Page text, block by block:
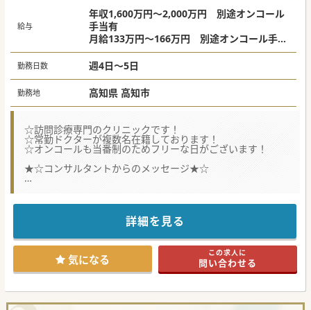
給与
年収1,600万円～2,000万円 別途オンコール
手当有
月給133万円～166万円 別途オンコール手当
有
勤務日数 週4日～5日
勤務地 高知県 高知市
☆訪問診療専門のクリニックです！
☆常勤ドクターが複数名在籍しております！
☆オンコールも当番制のためフリーな日がございます！
★☆コンサルタントからのメッセージ★☆
オンコールはございますが、当番制でフリーな日を設けるこ
とができ、残業もあまりございません。
週4日から相談可能で、高額年収も相談できますので、ご興
味がある方はお早めにお問合せください♪
#秋入職可
詳細を見る
気になる この求人に
問い合わせる